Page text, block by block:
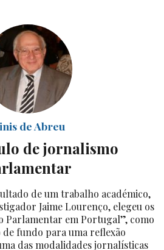
de Abreu
de jornalismo
de um trabalho académico,
Jaime Lourenço, elegeu os
Parlamentar em Portugal”, como
fundo para uma reflexão
das modalidades jornalísticas